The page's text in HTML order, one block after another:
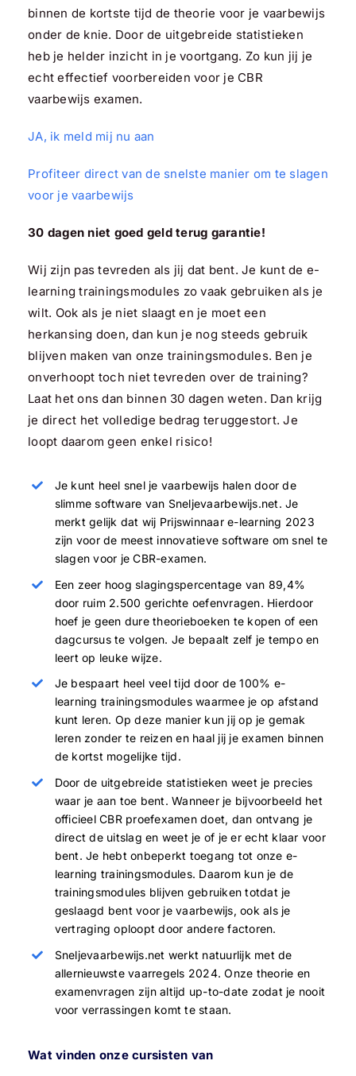
binnen de kortste tijd de theorie voor je vaarbewijs
onder de knie. Door de uitgebreide statistieken
heb je helder inzicht in je voortgang. Zo kun jij je
echt effectief voorbereiden voor je CBR
vaarbewijs examen.
JA, ik meld mij nu aan
Profiteer direct van de snelste manier om te slagen
voor je vaarbewijs
30 dagen niet goed geld terug garantie!
Wij zijn pas tevreden als jij dat bent. Je kunt de e-
learning trainingsmodules zo vaak gebruiken als je
wilt. Ook als je niet slaagt en je moet een
herkansing doen, dan kun je nog steeds gebruik
blijven maken van onze trainingsmodules. Ben je
onverhoopt toch niet tevreden over de training?
Laat het ons dan binnen 30 dagen weten. Dan krijg
je direct het volledige bedrag teruggestort. Je
loopt daarom geen enkel risico!
Je kunt heel snel je vaarbewijs halen door de
slimme software van Sneljevaarbewijs.net. Je
merkt gelijk dat wij Prijswinnaar e-learning 2023
zijn voor de meest innovatieve software om snel te
slagen voor je CBR-examen.
Een zeer hoog slagingspercentage van 89,4%
door ruim 2.500 gerichte oefenvragen. Hierdoor
hoef je geen dure theorieboeken te kopen of een
dagcursus te volgen. Je bepaalt zelf je tempo en
leert op leuke wijze.
Je bespaart heel veel tijd door de 100% e-
learning trainingsmodules waarmee je op afstand
kunt leren. Op deze manier kun jij op je gemak
leren zonder te reizen en haal jij je examen binnen
de kortst mogelijke tijd.
Door de uitgebreide statistieken weet je precies
waar je aan toe bent. Wanneer je bijvoorbeeld het
officieel CBR proefexamen doet, dan ontvang je
direct de uitslag en weet je of je er echt klaar voor
bent. Je hebt onbeperkt toegang tot onze e-
learning trainingsmodules. Daarom kun je de
trainingsmodules blijven gebruiken totdat je
geslaagd bent voor je vaarbewijs, ook als je
vertraging oploopt door andere factoren.
Sneljevaarbewijs.net werkt natuurlijk met de
allernieuwste vaarregels 2024. Onze theorie en
examenvragen zijn altijd up-to-date zodat je nooit
voor verrassingen komt te staan.
Wat vinden onze cursisten van